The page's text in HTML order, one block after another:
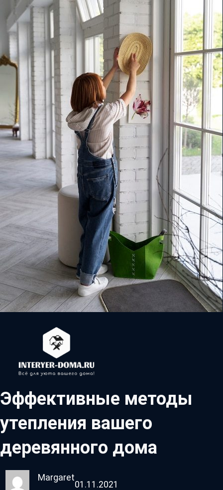
Эффективные методы
утепления вашего
деревянного дома
Margaret
01.11.2021